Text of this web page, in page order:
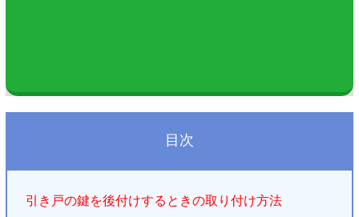
目次
引き戸の鍵を後付けするときの取り付け方法